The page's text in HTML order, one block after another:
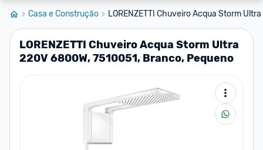
Casa e Construção LORENZETTI Chuveiro Acqua Storm
LORENZETTI Chuveiro Acqua Storm Ultra
220V 6800W, 7510051, Branco, Pequeno